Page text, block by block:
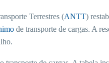
Terrestres (ANTT)
de transporte de cargas. A